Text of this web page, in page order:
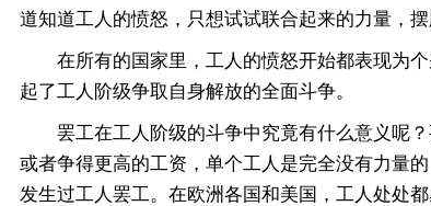
道知道工人的愤怒，只想试试联合起来的力量，
在所有的国家里，工人的愤怒开始都表现为个
起了工人阶级争取自身解放的全面斗争。
罢工在工人阶级的斗争中究竟有什么意义呢？
或者争得更高的工资，单个工人是完全没有力量
发生过工人罢工。在欧洲各国和美国，工人处处